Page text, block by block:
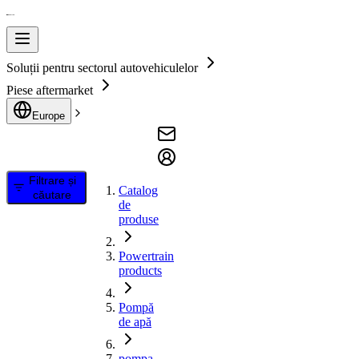
Soluții pentru sectorul autovehiculelor
Piese aftermarket
Europe
Filtrare și
căutare
Catalog
de
produse
Powertrain
products
Pompă
de apă